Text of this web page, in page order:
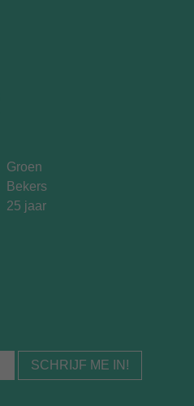
Groen
Bekers
25 jaar